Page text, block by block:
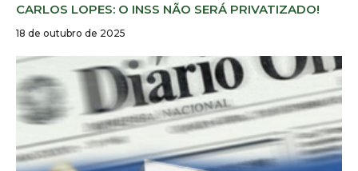
CARLOS LOPES: O INSS NÃO SERÁ PRIVATIZADO!
18 de outubro de 2025